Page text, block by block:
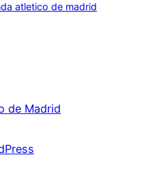
atletico de madrid
de Madrid